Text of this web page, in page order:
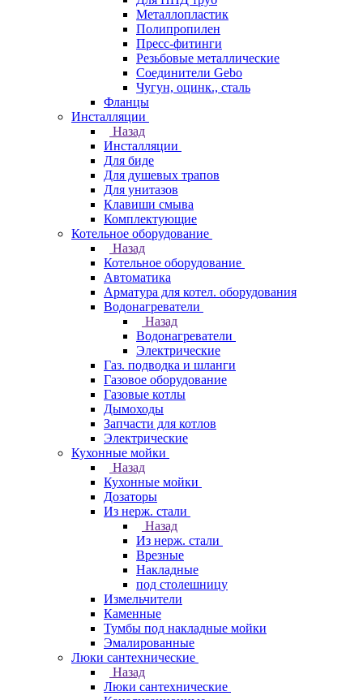
Металлопластик
Полипропилен
Пресс-фитинги
Резьбовые металлические
Соединители Gebo
Чугун, оцинк., сталь
Фланцы
Инсталляции
Назад
Инсталляции
Для биде
Для душевых трапов
Для унитазов
Клавиши смыва
Комплектующие
Котельное оборудование
Назад
Котельное оборудование
Автоматика
Арматура для котел. оборудования
Водонагреватели
Назад
Водонагреватели
Электрические
Газ. подводка и шланги
Газовое оборудование
Газовые котлы
Дымоходы
Запчасти для котлов
Электрические
Кухонные мойки
Назад
Кухонные мойки
Дозаторы
Из нерж. стали
Назад
Из нерж. стали
Врезные
Накладные
под столешницу
Измельчители
Каменные
Тумбы под накладные мойки
Эмалированные
Люки сантехнические
Назад
Люки сантехнические